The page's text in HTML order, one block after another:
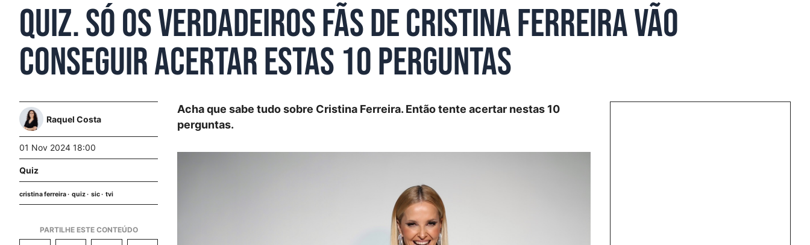
Quiz. Só os verdadeiros fãs de Cristina Ferreira vão
conseguir acertar estas 10 perguntas
Raquel Costa
01 Nov 2024 18:00
Quiz
cristina ferreira quiz sic tvi
Acha que sabe tudo sobre Cristina Ferreira. Então tente acertar nestas 10
perguntas.